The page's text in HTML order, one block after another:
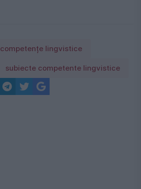
competențe lingvistice
subiecte competente lingvistice